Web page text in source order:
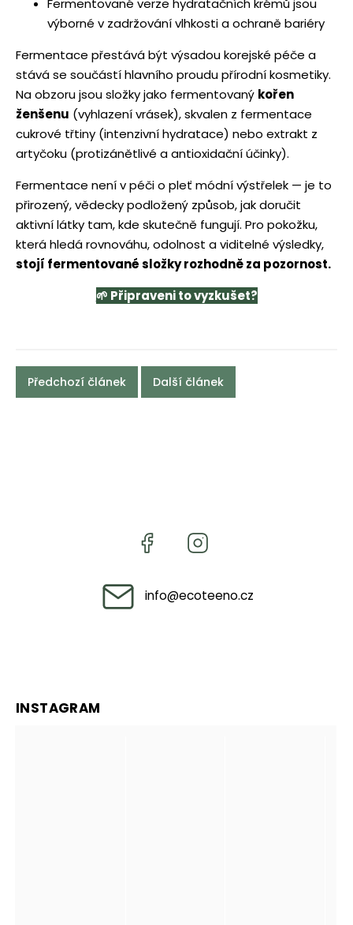
Fermentované verze hydratačních krémů jsou
výborné v zadržování vlhkosti a ochraně bariéry
Fermentace přestává být výsadou korejské péče a
stává se součástí hlavního proudu přírodní kosmetiky.
Na obzoru jsou složky jako fermentovaný kořen
ženšenu (vyhlazení vrásek), skvalen z fermentace
cukrové třtiny (intenzivní hydratace) nebo extrakt z
artyčoku (protizánětlivé a antioxidační účinky).
Fermentace není v péči o pleť módní výstřelek — je to
přirozený, vědecky podložený způsob, jak doručit
aktivní látky tam, kde skutečně fungují. Pro pokožku,
která hledá rovnováhu, odolnost a viditelné výsledky,
stojí fermentované složky rozhodně za pozornost.
🌱 Připraveni to vyzkušet?
Předchozí článek Další článek
info@ecoteeno.cz
INSTAGRAM